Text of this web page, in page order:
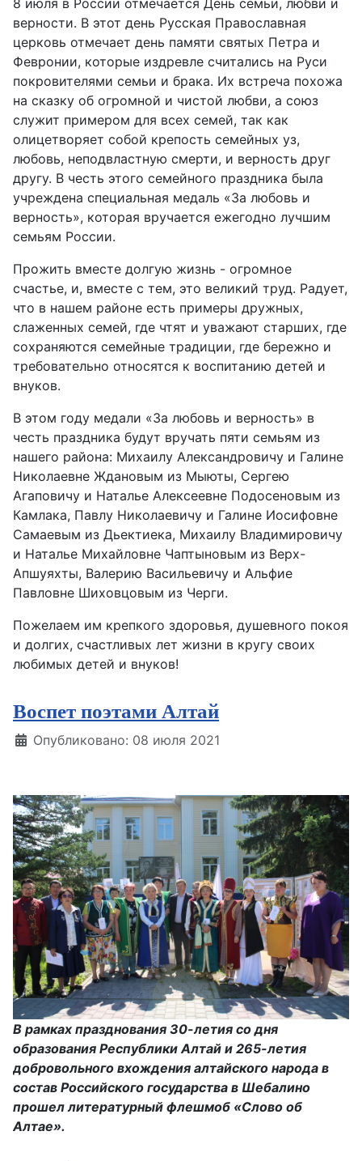
верности. В этот день Русская Православная
церковь отмечает день памяти святых Петра и
Февронии, которые издревле считались на Руси
покровителями семьи и брака. Их встреча похожа
на сказку об огромной и чистой любви, а союз
служит примером для всех семей, так как
олицетворяет собой крепость семейных уз,
любовь, неподвластную смерти, и верность друг
другу. В честь этого семейного праздника была
учреждена специальная медаль «За любовь и
верность», которая вручается ежегодно лучшим
семьям России.
Прожить вместе долгую жизнь - огромное
счастье, и, вместе с тем, это великий труд. Радует,
что в нашем районе есть примеры дружных,
слаженных семей, где чтят и уважают старших, где
сохраняются семейные традиции, где бережно и
требовательно относятся к воспитанию детей и
внуков.
В этом году медали «За любовь и верность» в
честь праздника будут вручать пяти семьям из
нашего района: Михаилу Александровичу и Галине
Николаевне Ждановым из Мыюты, Сергею
Агаповичу и Наталье Алексеевне Подосеновым из
Камлака, Павлу Николаевичу и Галине Иосифовне
Самаевым из Дьектиека, Михаилу Владимировичу
и Наталье Михайловне Чаптыновым из Верх-
Апшуяхты, Валерию Васильевичу и Альфие
Павловне Шиховцовым из Черги.
Пожелаем им крепкого здоровья, душевного покоя
и долгих, счастливых лет жизни в кругу своих
любимых детей и внуков!
Воспет поэтами Алтай
Информация о материале
Опубликовано: 08 июля 2021
В рамках празднования 30-летия со дня
образования Республики Алтай и 265-летия
добровольного вхождения алтайского народа в
состав Российского государства в Шебалино
прошел литературный флешмоб «Слово об
Алтае».